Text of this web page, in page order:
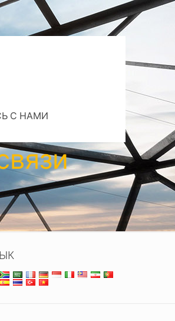
С НАМИ